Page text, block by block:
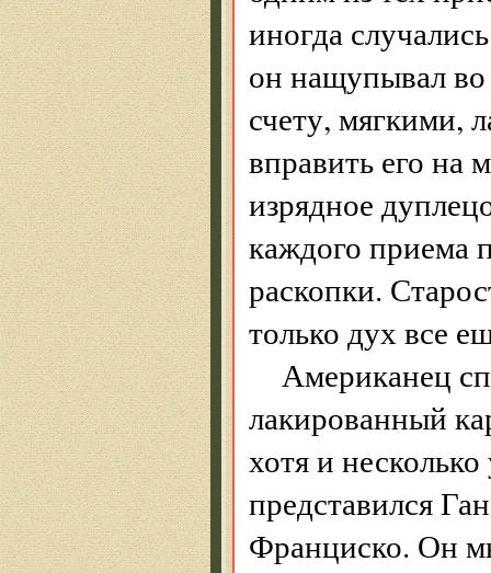
иногда
он нащупывал
счету, мягкими,
вправить его на
изрядное
каждого приема
раскопки.
только дух все
Американец
лакированный
хотя и
представился
Франциско. Он